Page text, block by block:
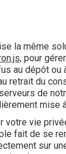
la même
pour
au dépôt
retrait du
de
mise
votre vie
fait de se
sur